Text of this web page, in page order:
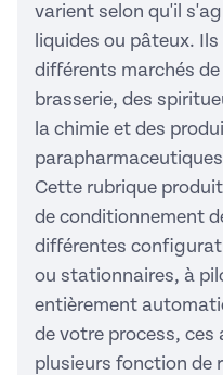
varient selon qu'il
liquides ou pâteux.
différents marchés
brasserie, des
la chimie et des
Cette rubrique
de conditionnement
différentes
ou stationnaires, à
entièrement
de votre process, ces
plusieurs fonction de